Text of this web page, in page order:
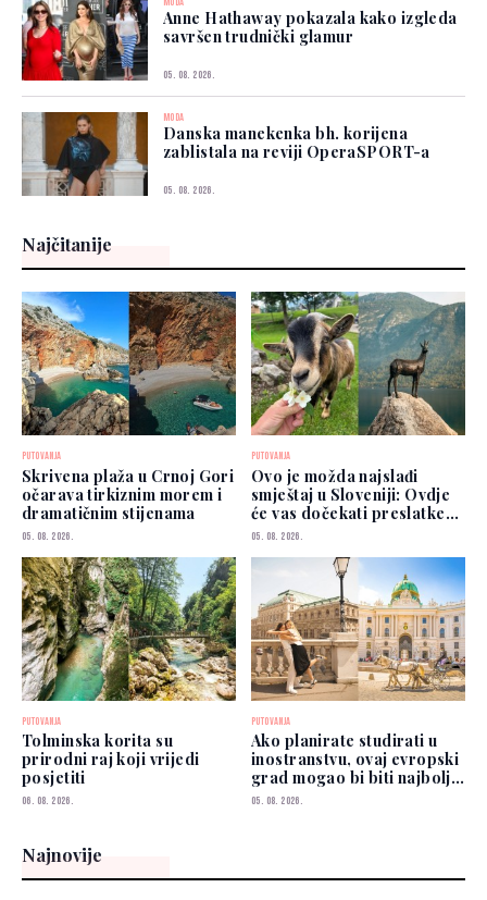
Anne Hathaway pokazala kako izgleda
savršen trudnički glamur
05. 08. 2026.
MODA
Danska manekenka bh. korijena
zablistala na reviji OperaSPORT-a
05. 08. 2026.
Najčitanije
PUTOVANJA
Skrivena plaža u Crnoj Gori
očarava tirkiznim morem i
dramatičnim stijenama
05. 08. 2026.
PUTOVANJA
Ovo je možda najslađi
smještaj u Sloveniji: Ovdje
će vas dočekati preslatke
koze
05. 08. 2026.
PUTOVANJA
Tolminska korita su
prirodni raj koji vrijedi
posjetiti
06. 08. 2026.
PUTOVANJA
Ako planirate studirati u
inostranstvu, ovaj evropski
grad mogao bi biti najbolji
izbor
05. 08. 2026.
Najnovije